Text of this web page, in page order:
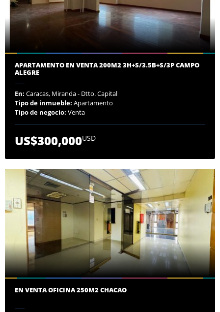
APARTAMENTO EN VENTA 200M2 3H+S/3.5B+S/3P CAMPO
ALEGRE
En: Caracas, Miranda - Dtto. Capital
Tipo de inmueble: Apartamento
Tipo de negocio: Venta
US$300,000USD
EN VENTA OFICINA 250M2 CHACAO